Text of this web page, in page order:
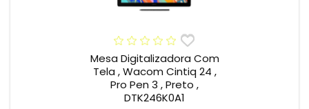
Mesa Digitalizadora Com
Tela , Wacom Cintiq 24 ,
Pro Pen 3 , Preto ,
DTK246K0A1